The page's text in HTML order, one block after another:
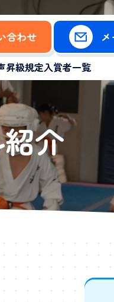
昇級規定入賞者一覧
合わせ
介